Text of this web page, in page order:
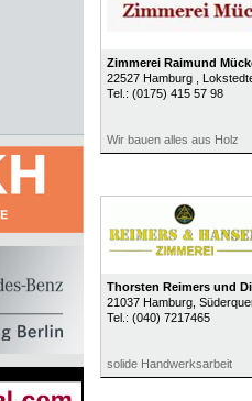
Zimmerei Raimund
22527 Hamburg
,
Tel.: (0175) 415 57 98
Wir bauen alles aus Holz
Thorsten Reimers und
21037 Hamburg,
Tel.: (040) 7217465
solide Handwerksarbeit